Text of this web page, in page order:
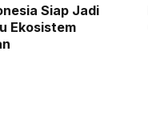
Siap Jadi
Ekosistem